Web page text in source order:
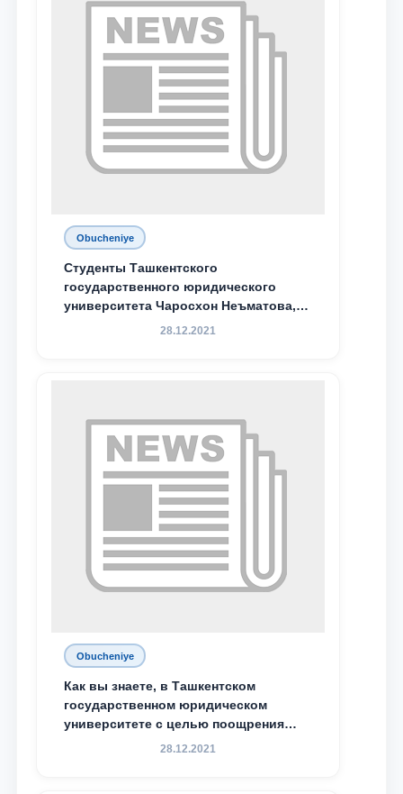
Obucheniye
Студенты Ташкентского
государственного юридического
университета Чаросхон Неъматова,
Севдо Хакимходжаева, Анбарой
специальной стипендии имени
Хадичи Сулеймановой.
28.12.2021
Obucheniye
Как вы знаете, в Ташкентском
государственном юридическом
университете с целью поощрения
талантливых, активных и
28.12.2021